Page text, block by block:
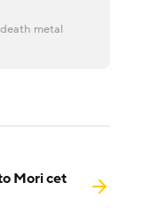
metal
Mori cet